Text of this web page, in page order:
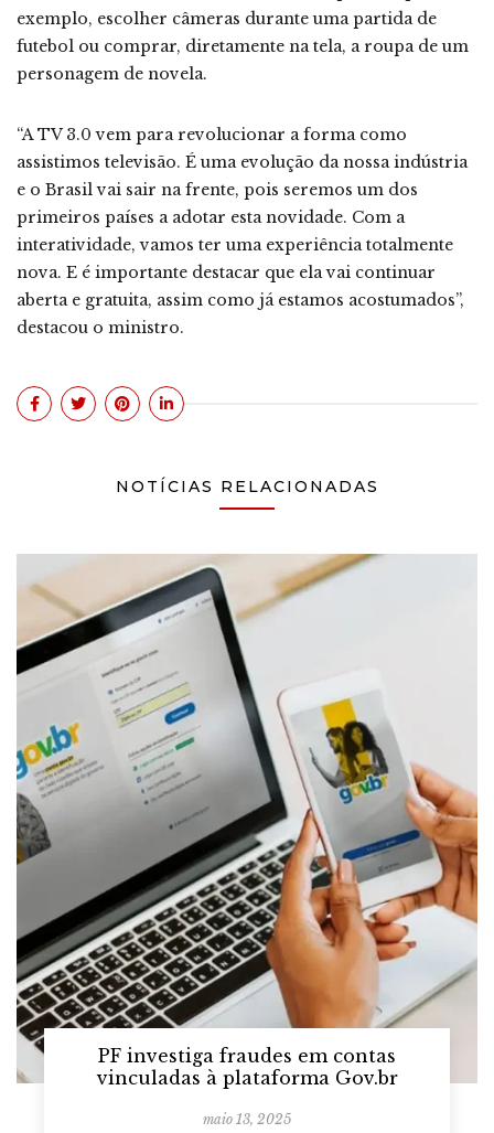
exemplo, escolher câmeras durante uma partida de
futebol ou comprar, diretamente na tela, a roupa de um
personagem de novela.
“A TV 3.0 vem para revolucionar a forma como
assistimos televisão. É uma evolução da nossa indústria
e o Brasil vai sair na frente, pois seremos um dos
primeiros países a adotar esta novidade. Com a
interatividade, vamos ter uma experiência totalmente
nova. E é importante destacar que ela vai continuar
aberta e gratuita, assim como já estamos acostumados”,
destacou o ministro.
NOTÍCIAS RELACIONADAS
PF investiga fraudes em contas
vinculadas à plataforma Gov.br
maio 13, 2025